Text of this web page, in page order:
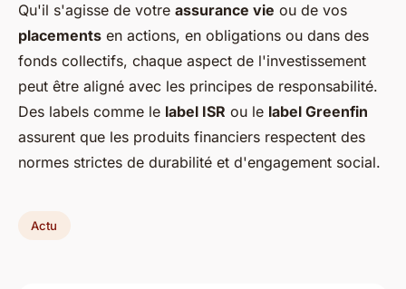
Qu'il s'agisse de votre assurance vie ou de vos
placements en actions, en obligations ou dans des
fonds collectifs, chaque aspect de l'investissement
peut être aligné avec les principes de responsabilité.
Des labels comme le label ISR ou le label Greenfin
assurent que les produits financiers respectent des
normes strictes de durabilité et d'engagement social.
Actu